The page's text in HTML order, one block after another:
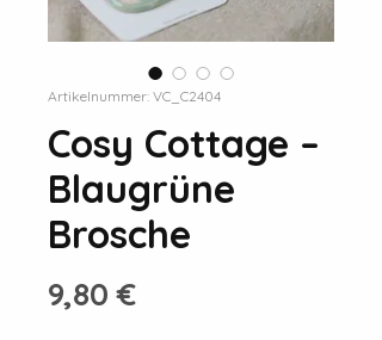
Artikelnummer: VC_C2404
Cosy Cottage –
Blaugrüne
Brosche
9,80 €Preis